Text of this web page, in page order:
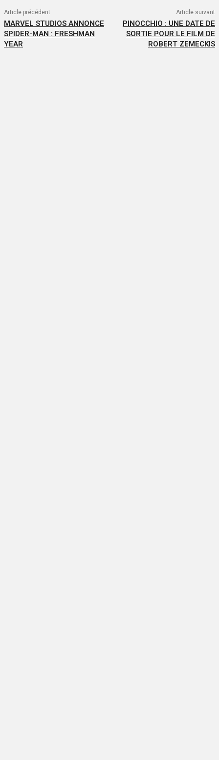
Article précédent
MARVEL STUDIOS ANNONCE
SPIDER-MAN : FRESHMAN
YEAR
Article suivant
PINOCCHIO : UNE DATE DE
SORTIE POUR LE FILM DE
ROBERT ZEMECKIS